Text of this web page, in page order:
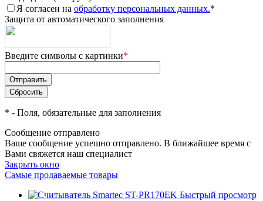
Я согласен на обработку персональных данных.*
Защита от автоматического заполнения
Введите символы с картинки*
* - Поля, обязательные для заполнения
Сообщение отправлено
Ваше сообщение успешно отправлено. В ближайшее время с
Вами свяжется наш специалист
Закрыть окно
Самые продаваемые товары
Быстрый просмотр